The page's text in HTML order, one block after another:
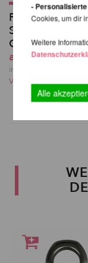
Polyester
Schlinge für
Geräte
ab 15,50 EUR
inkl. 23 % MwSt. zzgl.
Versandkosten
-
Cookies, um dir
Weitere
Alle